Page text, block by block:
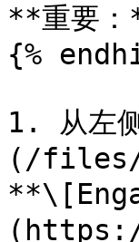
**重要：
{%
1. 从左
(/files/